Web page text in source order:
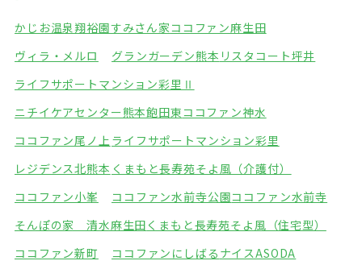
かじお温泉翔裕園すみさん家ココファン麻生田
ヴィラ・メルロ
グランガーデン熊本 リスタコート坪井
ライフサポートマンション彩里Ⅱ
ニチイケアセンター熊本飽田東ココファン神水
ココファン尾ノ上 ライフサポートマンション彩里
レジデンス北熊本 くまもと長寿苑そよ風（介護付）
ココファン小峯
ココファン水前寺公園ココファン水前寺
そんぽの家 清水麻生田 くまもと長寿苑そよ風（住宅型）
ココファン新町
ココファンにしばる ナイスASODA